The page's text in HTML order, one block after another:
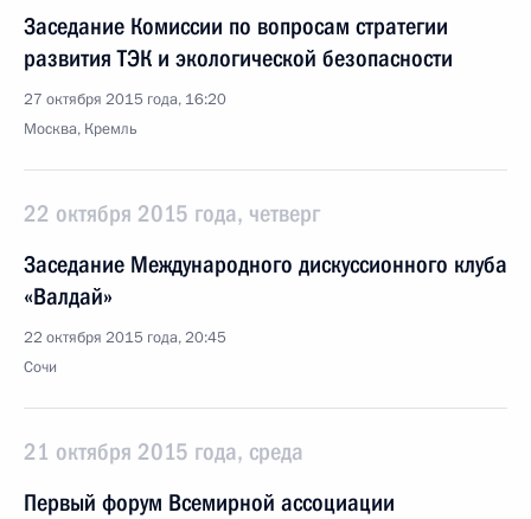
Заседание Комиссии по вопросам стратегии
развития ТЭК и экологической безопасности
27 октября 2015 года, 16:20
Москва, Кремль
22 октября 2015 года, четверг
Заседание Международного дискуссионного клуба
«Валдай»
22 октября 2015 года, 20:45
Сочи
21 октября 2015 года, среда
Первый форум Всемирной ассоциации